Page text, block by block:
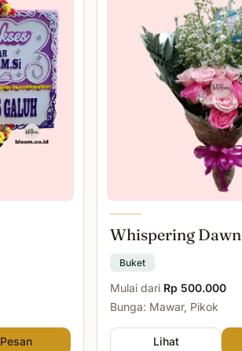
Pesan
Whispering Dawn
Buket
Mulai dari Rp 500.000
Bunga: Mawar, Pikok
Lihat